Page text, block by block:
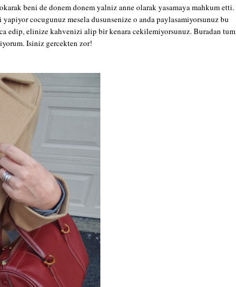
beni de donem donem yalniz anne olarak yasamaya mahkum etti.
cocugunuz mesela dusunsenize o anda paylasamiyorsunuz bu
edip, elinize kahvenizi alip bir kenara cekilemiyorsunuz. Buradan tum
Isiniz gercekten zor!